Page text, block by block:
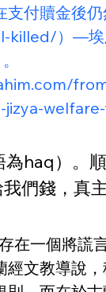
支付贖金後
）—埃
haq）。
們錢，真
在一個將謊
文教導說